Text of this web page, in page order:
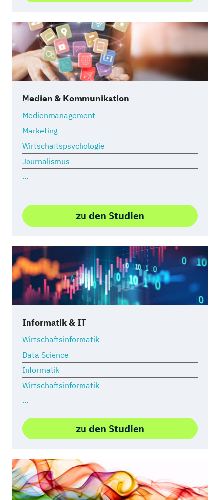
Medien & Kommunikation
Medienmanagement
Marketing
Wirtschaftspsychologie
Journalismus
...
zu den Studien
Informatik & IT
Wirtschaftsinformatik
Data Science
Informatik
Wirtschaftsinformatik
...
zu den Studien